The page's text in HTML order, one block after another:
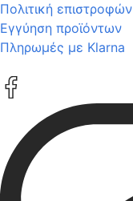
Πολιτική επιστροφών
Εγγύηση προϊόντων
Πληρωμές με Klarna